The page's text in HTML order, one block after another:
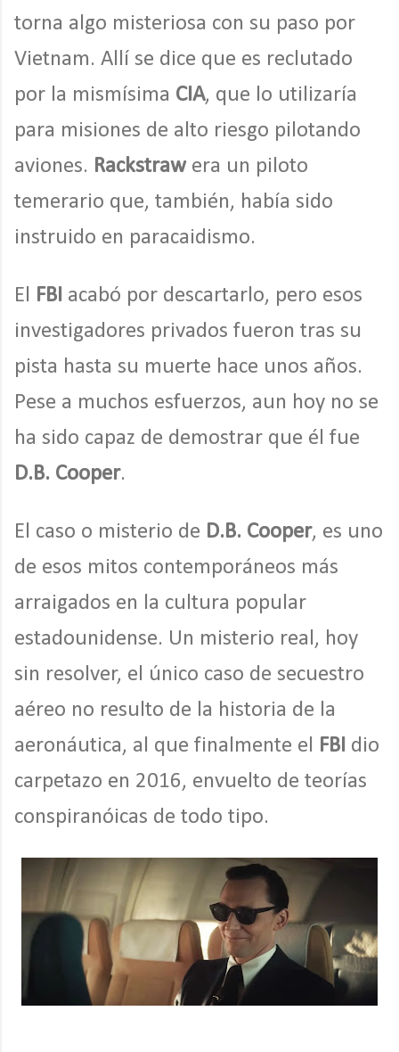
torna algo misteriosa con su paso por
Vietnam. Allí se dice que es reclutado
por la mismísima CIA, que lo utilizaría
para misiones de alto riesgo pilotando
aviones. Rackstraw era un piloto
temerario que, también, había sido
instruido en paracaidismo.
El FBI acabó por descartarlo, pero esos
investigadores privados fueron tras su
pista hasta su muerte hace unos años.
Pese a muchos esfuerzos, aun hoy no se
ha sido capaz de demostrar que él fue
D.B. Cooper.
El caso o misterio de D.B. Cooper, es uno
de esos mitos contemporáneos más
arraigados en la cultura popular
estadounidense. Un misterio real, hoy
sin resolver, el único caso de secuestro
aéreo no resulto de la historia de la
aeronáutica, al que finalmente el FBI dio
carpetazo en 2016, envuelto de teorías
conspiranóicas de todo tipo.